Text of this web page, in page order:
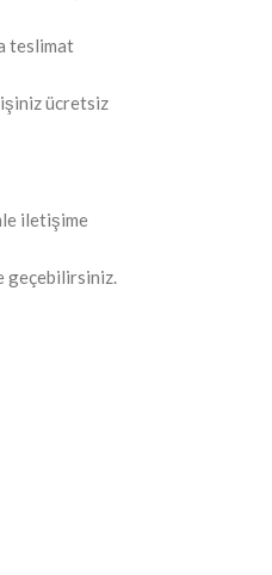
teslimat
ücretsiz
iletişime
geçebilirsiniz.